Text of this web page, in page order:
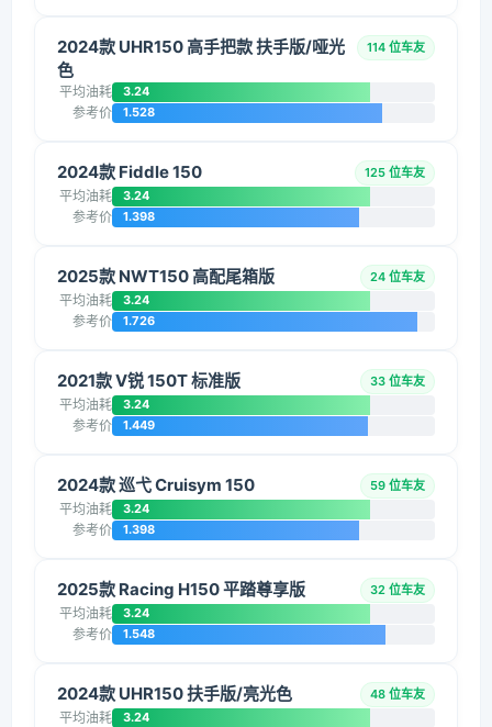
2024款 UHR150 高手把款 扶手版/哑光
色
114 位车友
平均油耗 3.24
参考价 1.528
2024款 Fiddle 150 125 位车友
平均油耗 3.24
参考价 1.398
2025款 NWT150 高配尾箱版 24 位车友
平均油耗 3.24
参考价 1.726
2021款 V锐 150T 标准版 33 位车友
平均油耗 3.24
参考价 1.449
2024款 巡弋 Cruisym 150 59 位车友
平均油耗 3.24
参考价 1.398
2025款 Racing H150 平踏尊享版 32 位车友
平均油耗 3.24
参考价 1.548
2024款 UHR150 扶手版/亮光色 48 位车友
平均油耗 3.24